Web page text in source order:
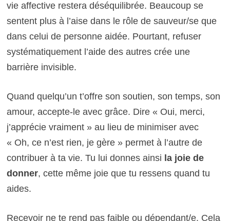
vie affective restera déséquilibrée. Beaucoup se
sentent plus à l’aise dans le rôle de sauveur/se que
dans celui de personne aidée. Pourtant, refuser
systématiquement l’aide des autres crée une
barrière invisible.
Quand quelqu’un t’offre son soutien, son temps, son
amour, accepte-le avec grâce. Dire « Oui, merci,
j’apprécie vraiment » au lieu de minimiser avec
« Oh, ce n’est rien, je gère » permet à l’autre de
contribuer à ta vie. Tu lui donnes ainsi la joie de
donner, cette même joie que tu ressens quand tu
aides.
Recevoir ne te rend pas faible ou dépendant/e. Cela